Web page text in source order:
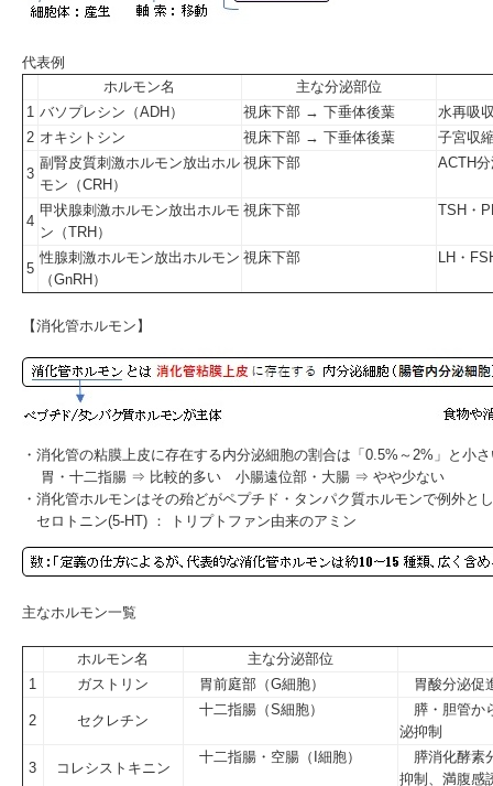
代表例
ホルモン名
主な分泌部位
1 バソプレシン（ADH） 視床下部 → 下垂体後葉
水再吸
2 オキシトシン 視床下部 → 下垂体後葉 子宮収
3
副腎皮質刺激ホルモン放出ホル
モン（CRH）
視床下部 ACTH
4
甲状腺刺激ホルモン放出ホルモ
ン（TRH）
視床下部 TSH・
5
性腺刺激ホルモン放出ホルモン
（GnRH）
視床下部 LH・
【消化管ホルモン】
・消化管の粘膜上皮に存在する内分泌細胞の割合は「0.5%～2%」と小
胃・十二指腸 ⇒ 比較的多い 小腸遠位部・大腸 ⇒ やや少ない
・消化管ホルモンはその殆どがペプチド・タンパク質ホルモンで例外と
セロトニン(5-HT) ： トリプトファン由来のアミン
主なホルモン一覧
ホルモン名
主な分泌部位
1
ガストリン 胃前庭部（G細胞） 胃酸分泌促
2 セクレチン
十二指腸（S細胞）
膵・胆管か
泌抑制
3 コレシストキニン
十二指腸・空腸（I細胞）
膵消化酵素
抑制、満腹感